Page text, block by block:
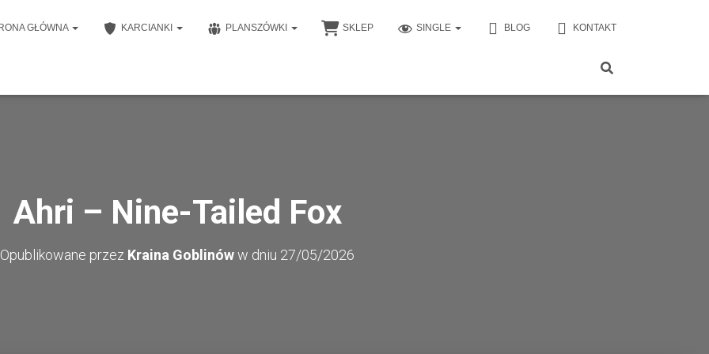
GŁÓWNA KARCIANKI PLANSZÓWKI SKLEP SINGLE BLOG KONTAKT
Ahri – Nine-Tailed Fox
Opublikowane przez Kraina Goblinóww dniu 27/05/2026